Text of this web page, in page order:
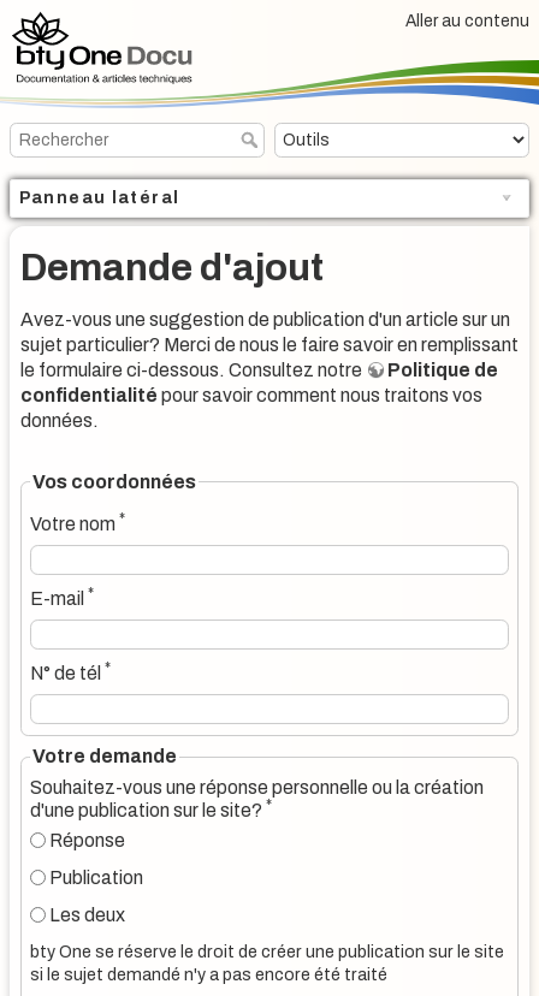
Aller au contenu
Panneau latéral
Demande d'ajout
Avez-vous une suggestion de publication d'un article sur un
sujet particulier? Merci de nous le faire savoir en remplissant
le formulaire ci-dessous. Consultez notre
Politique de
confidentialité pour savoir comment nous traitons vos
données.
Vos coordonnées
Votre nom*
E-mail*
N° de tél*
Votre demande
Souhaitez-vous une réponse personnelle ou la création
d'une publication sur le site?*
Réponse
Publication
Les deux
bty One se réserve le droit de créer une publication sur le site
si le sujet demandé n'y a pas encore été traité